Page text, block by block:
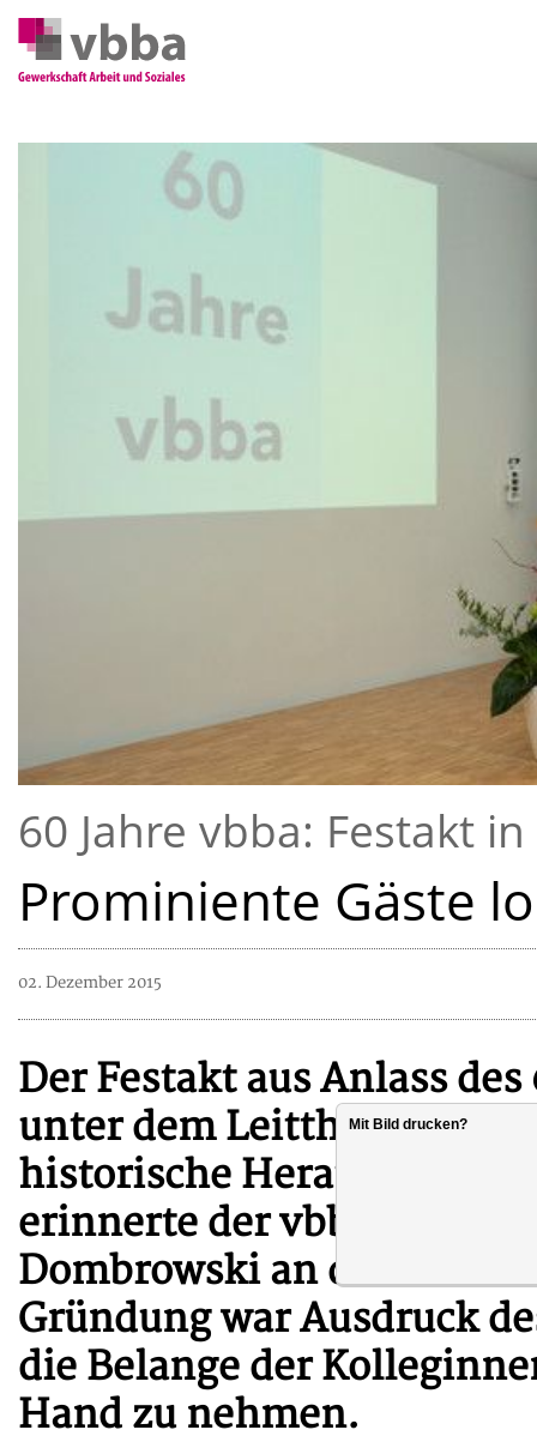
60 Jahre vbba: Festakt
Prominiente Gäste
02. Dezember 2015
Der Festakt aus Anlass
unter dem Leitthema
historische
erinnerte der vbba-
Dombrowski an die Motive
Gründung war Ausdruck
die Belange der
Hand zu nehmen.
Mit Bild drucken?